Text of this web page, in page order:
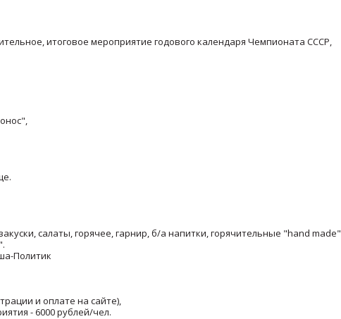
итоговое мероприятие годового календаря Чемпионата СССР,
салаты, горячее, гарнир, б/а напитки, горячительные "hand made"
Политик
и оплате на сайте),
- 6000 рублей/чел.